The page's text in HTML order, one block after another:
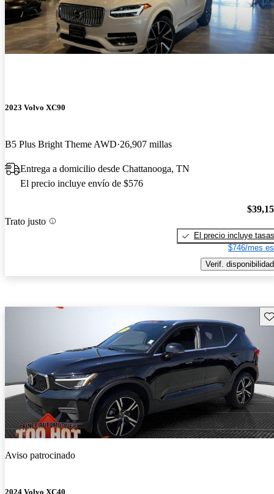
2023 Volvo XC90
B5 Plus Bright Theme AWD 26,907 millas
Entrega a domicilio desde Chattanooga, TN
El precio incluye envío de $576
Trato justo
El precio incluye tasas
$746/mes
Verif. disponibilidad
Aviso patrocinado
2024 Volvo XC40